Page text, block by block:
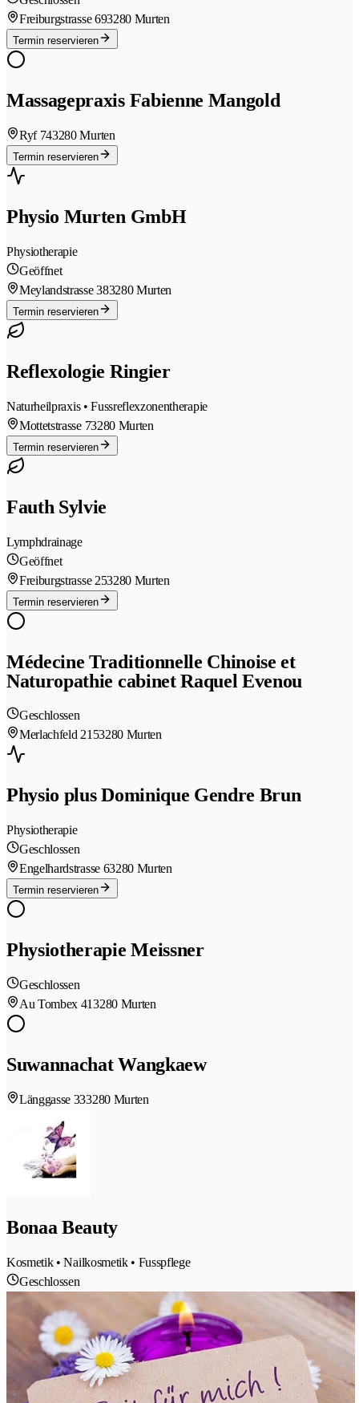
Freiburgstrasse 693280 Murten
Termin reservieren
Massagepraxis Fabienne Mangold
Ryf 743280 Murten
Termin reservieren
Physio Murten GmbH
Physiotherapie
Geöffnet
Meylandstrasse 383280 Murten
Termin reservieren
Reflexologie Ringier
Naturheilpraxis • Fussreflexzonentherapie
Mottetstrasse 73280 Murten
Termin reservieren
Fauth Sylvie
Lymphdrainage
Geöffnet
Freiburgstrasse 253280 Murten
Termin reservieren
Médecine Traditionnelle Chinoise et
Naturopathie cabinet Raquel Evenou
Geschlossen
Merlachfeld 2153280 Murten
Physio plus Dominique Gendre Brun
Physiotherapie
Geschlossen
Engelhardstrasse 63280 Murten
Termin reservieren
Physiotherapie Meissner
Geschlossen
Au Tombex 413280 Murten
Suwannachat Wangkaew
Länggasse 333280 Murten
Bonaa Beauty
Kosmetik • Nailkosmetik • Fusspflege
Geschlossen